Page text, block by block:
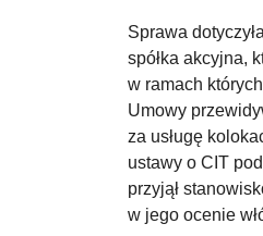
Sprawa
spółka akcyjna,
w ramach
Umowy
za usługę
ustawy o CIT
przyjął
w jego ocenie